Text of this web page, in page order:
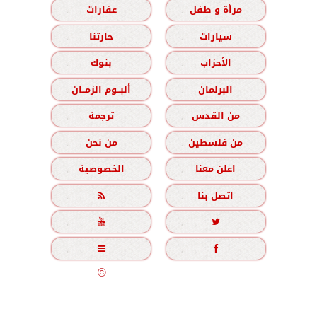
مرأة و طفل
عقارات
سيارات
حارتنا
الأحزاب
بنوك
البرلمان
ألبــوم الزمــان
من القدس
ترجمة
من فلسطين
من نحن
اعلن معنا
الخصوصية
اتصل بنا





جميع الحقوق محفوظة©